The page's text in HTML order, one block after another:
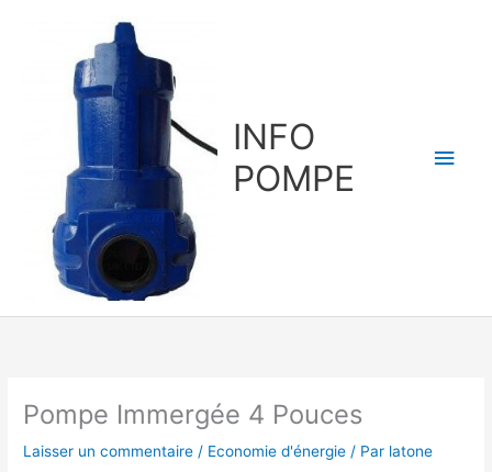
INFO
POMPE
Pompe Immergée 4 Pouces
Laisser un commentaire / Economie d'énergie / Par latone